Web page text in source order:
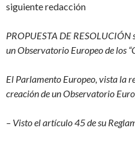
siguiente redacción
PROPUESTA DE RESOLUCIÓN
un Observatorio Europeo de los
El Parlamento Europeo, vista la
creación de un Observatorio
– Visto el artículo 45 de su